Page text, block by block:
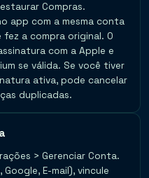
Compras.
app com a mesma conta
fez a compra original. O
com a Apple e
se válida. Se você tiver
ativa, pode cancelar
duplicadas.
> Gerenciar Conta.
E-mail), vincule